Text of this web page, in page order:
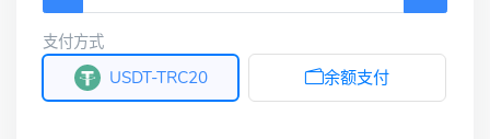
支付方式
USDT-TRC20
余额支付